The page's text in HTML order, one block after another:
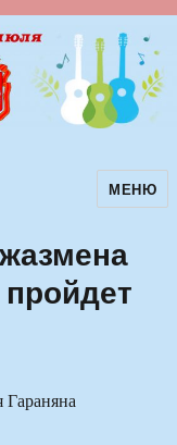
МЕНЮ